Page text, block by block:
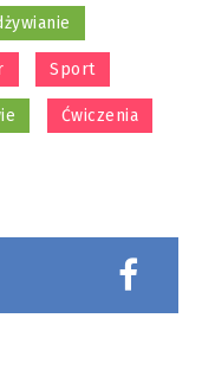
Sport
Ćwiczenia